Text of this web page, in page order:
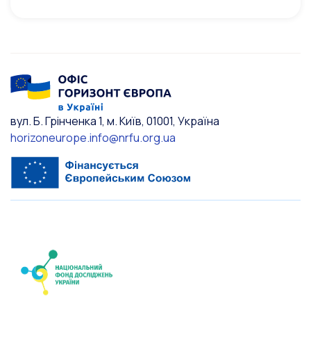
вул. Б. Грінченка 1, м. Київ, 01001, Україна
horizoneurope.info@nrfu.org.ua